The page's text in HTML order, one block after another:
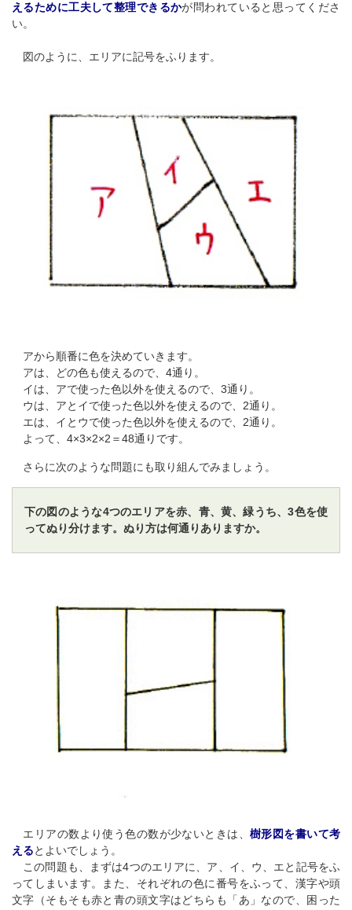
えるために工夫して整理できるかが問われていると思ってくださ
い。
図のように、エリアに記号をふります。
アから順番に色を決めていきます。
アは、どの色も使えるので、4通り。
イは、アで使った色以外を使えるので、3通り。
ウは、アとイで使った色以外を使えるので、2通り。
エは、イとウで使った色以外を使えるので、2通り。
よって、4×3×2×2＝48通りです。
さらに次のような問題にも取り組んでみましょう。
下の図のような4つのエリアを赤、青、黄、緑うち、3色を使
ってぬり分けます。ぬり方は何通りありますか。
エリアの数より使う色の数が少ないときは、 樹形図を書いて考
えるとよいでしょう。
この問題も、まずは4つのエリアに、ア、イ、ウ、エと記号をふ
ってしまいます。また、それぞれの色に番号をふって、漢字や頭
文字（そもそも赤と青の頭文字はどちらも「あ」なので、困った